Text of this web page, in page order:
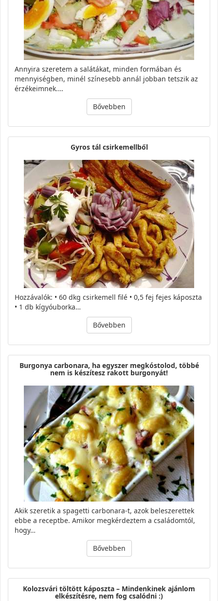
Annyira szeretem a salátákat, minden formában és
mennyiségben, minél színesebb annál jobban tetszik az
érzékeimnek.…
Bővebben
Gyros tál csirkemellből
Hozzávalók: • 60 dkg csirkemell filé • 0,5 fej fejes káposzta
• 1 db kígyóuborka…
Bővebben
Burgonya carbonara, ha egyszer megkóstolod, többé
nem is készítesz rakott burgonyát!
Akik szeretik a spagetti carbonara-t, azok beleszerettek
ebbe a receptbe. Amikor megkérdeztem a családomtól,
hogy…
Bővebben
Kolozsvári töltött káposzta – Mindenkinek ajánlom
elkészítésre, nem fog csalódni :)